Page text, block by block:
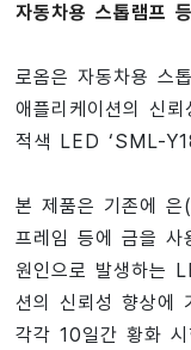
자동차용 스톱램프
로옴은 자동차용 스
애플리케이션의 신
적색 LED ‘SML-
본 제품은 기존에 은
프레임 등에 금을 사
원인으로 발생하는
션의 신뢰성 향상에
각각 10일간 황화